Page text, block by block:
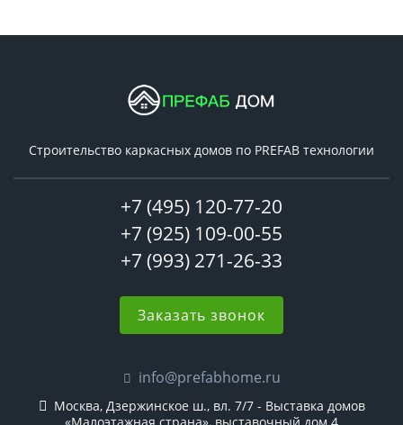
Строительство каркасных домов по PREFAB технологии
+7 (495) 120-77-20
+7 (925) 109-00-55
+7 (993) 271-26-33
Заказать звонок
info@prefabhome.ru
Москва, Дзержинское ш., вл. 7/7 - Выставка домов